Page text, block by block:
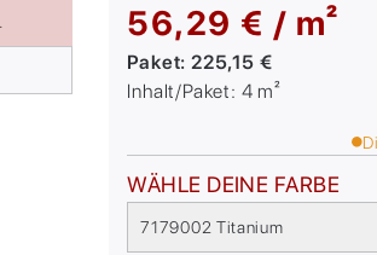
56,29 € / m²
Paket: 225,15 €
Inhalt/Paket: 4 m²
WÄHLE DEINE FARBE
7179002 Titanium